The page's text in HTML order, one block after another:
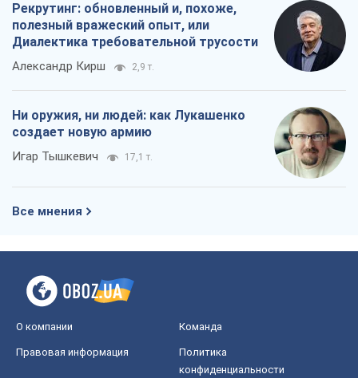
Рекрутинг: обновленный и, похоже,
полезный вражеский опыт, или
Диалектика требовательной трусости
Александр Кирш 2,9 т.
Ни оружия, ни людей: как Лукашенко
создает новую армию
Игар Тышкевич 17,1 т.
Все мнения
О компании Команда
Правовая информация
Политика
конфиденциальности